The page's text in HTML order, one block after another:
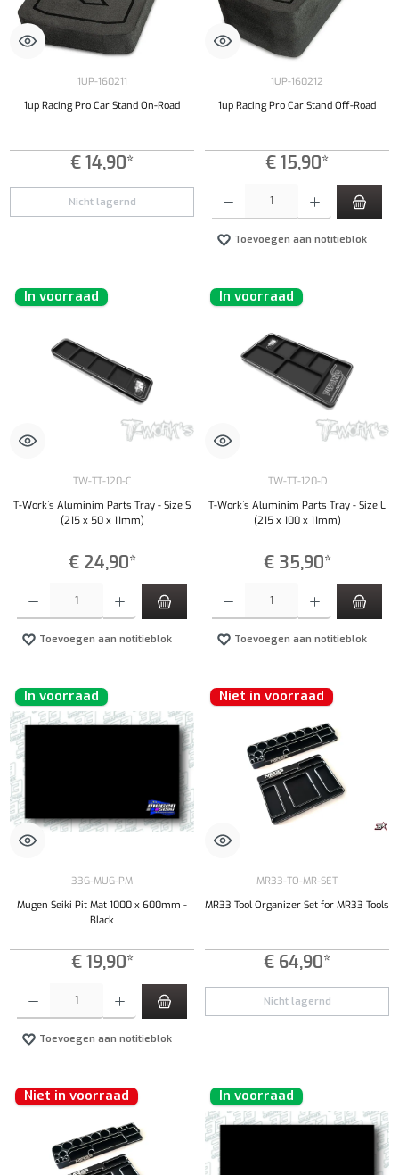
1UP-160211
1up Racing Pro Car Stand On-Road
€ 14,90*
Nicht lagernd
1UP-160212
1up Racing Pro Car Stand Off-Road
€ 15,90*
Toevoegen aan notitieblok
In voorraad
TW-TT-120-C
T-Work`s Aluminim Parts Tray - Size S
(215 x 50 x 11mm)
€ 24,90*
Toevoegen aan notitieblok
In voorraad
TW-TT-120-D
T-Work`s Aluminim Parts Tray - Size L
(215 x 100 x 11mm)
€ 35,90*
Toevoegen aan notitieblok
In voorraad
33G-MUG-PM
Mugen Seiki Pit Mat 1000 x 600mm -
Black
€ 19,90*
Producthoeveelheid: Voer de gewenste hoeveelheid in of gebruik de knoppen om de
Toevoegen aan notitieblok
Niet in voorraad
MR33-TO-MR-SET
MR33 Tool Organizer Set for MR33 Tools
€ 64,90*
Nicht lagernd
Niet in voorraad In voorraad